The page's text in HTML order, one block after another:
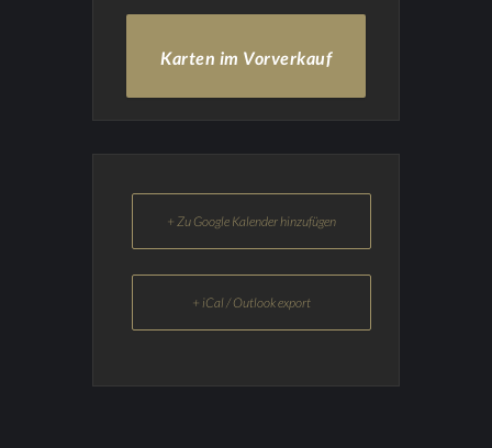
Karten im Vorverkauf
+ Zu Google Kalender hinzufügen
+ iCal / Outlook export